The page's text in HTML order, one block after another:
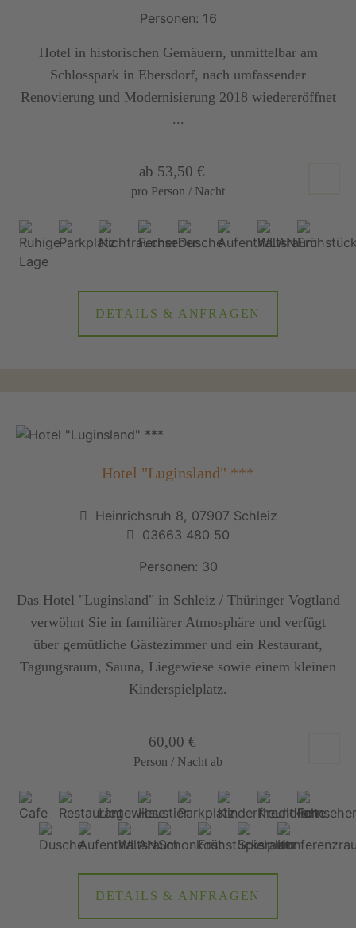
Personen: 16
Hotel in historischen Gemäuern, unmittelbar am
Schlosspark in Ebersdorf, nach umfassender
Renovierung und Modernisierung 2018 wiedereröffnet
...
ab 53,50 €
pro Person / Nacht
DETAILS & ANFRAGEN
Hotel "Luginsland" ***
Heinrichsruh 8, 07907 Schleiz
03663 480 50
Personen: 30
Das Hotel "Luginsland" in Schleiz / Thüringer Vogtland
verwöhnt Sie in familiärer Atmosphäre und verfügt
über gemütliche Gästezimmer und ein Restaurant,
Tagungsraum, Sauna, Liegewiese sowie einem kleinen
Kinderspielplatz.
60,00 €
Person / Nacht ab
DETAILS & ANFRAGEN